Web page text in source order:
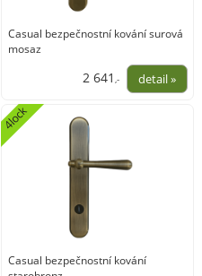
Casual bezpečnostní kování surová
mosaz
2 641 ,-
Casual bezpečnostní kování
4lock